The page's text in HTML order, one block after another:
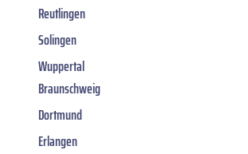
Reutlingen
Solingen
Wuppertal
Braunschweig
Dortmund
Erlangen